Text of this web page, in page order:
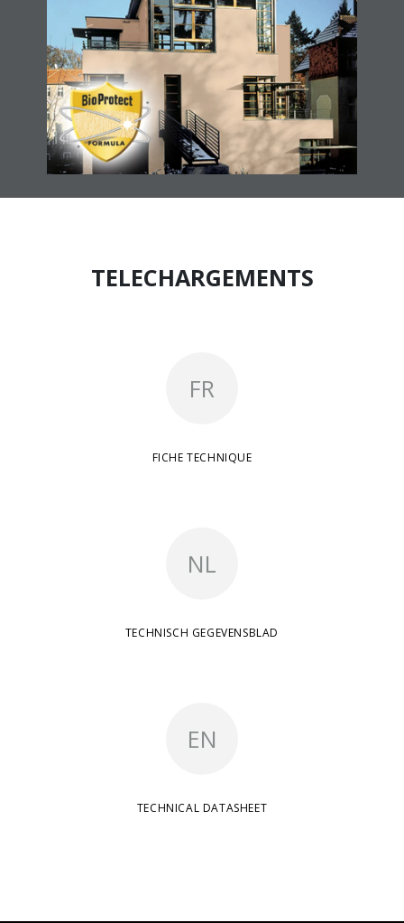
TELECHARGEMENTS
FR
FICHE TECHNIQUE
NL
TECHNISCH GEGEVENSBLAD
EN
TECHNICAL DATASHEET